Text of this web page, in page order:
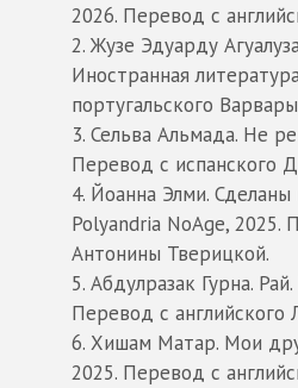
2026. Перевод с
2. Жузе Эдуарду
Иностранная
португальского
3. Сельва Альмада. Не
Перевод с испанского
4. Йоанна Элми. Сделаны
Polyandria NoAge, 2025.
Антонины Тверицкой.
5. Абдулразак Гурна.
Перевод с
6. Хишам Матар. Мои
2025. Перевод с